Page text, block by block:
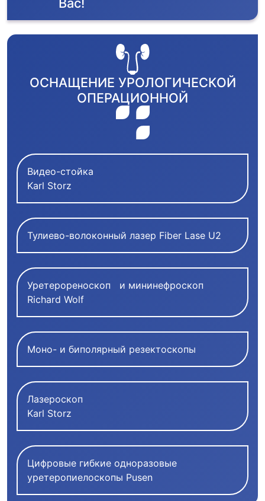
ОСНАЩЕНИЕ УРОЛОГИЧЕСКОЙ
ОПЕРАЦИОННОЙ
Видео-стойка
Karl Storz
Тулиево-волоконный лазер Fiber Lase U2
Уретерореноскоп и мининефроскоп
Richard Wolf
Моно- и биполярный резектоскопы
Лазероскоп
Karl Storz
Цифровые гибкие одноразовые
уретеропиелоскопы Pusen